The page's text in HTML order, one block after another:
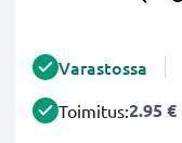
Varastossa
Toimitus:2.95 €